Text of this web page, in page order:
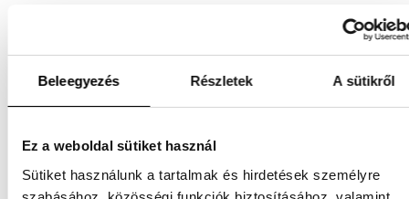
Beleegyezés Részletek A sütikről
Ez a weboldal sütiket használ
Sütiket használunk a tartalmak és hirdetések személyre
6.00 – 6.45 Vigília-Laudes
6.45 – 7.15 Szentmise
7.30 – 8.30 reggeli
9.00 – 9.45 Bakos Gergely OSB: Csendes felébredés.
Kontempláció és evangelizáció